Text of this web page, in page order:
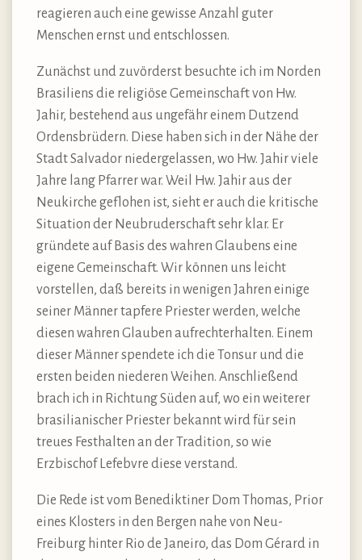
reagieren auch eine gewisse Anzahl guter
Menschen ernst und entschlossen.
Zunächst und zuvörderst besuchte ich im Norden
Brasiliens die religiöse Gemeinschaft von Hw.
Jahir, bestehend aus ungefähr einem Dutzend
Ordensbrüdern. Diese haben sich in der Nähe der
Stadt Salvador niedergelassen, wo Hw. Jahir viele
Jahre lang Pfarrer war. Weil Hw. Jahir aus der
Neukirche geflohen ist, sieht er auch die kritische
Situation der Neubruderschaft sehr klar. Er
gründete auf Basis des wahren Glaubens eine
eigene Gemeinschaft. Wir können uns leicht
vorstellen, daß bereits in wenigen Jahren einige
seiner Männer tapfere Priester werden, welche
diesen wahren Glauben aufrechterhalten. Einem
dieser Männer spendete ich die Tonsur und die
ersten beiden niederen Weihen. Anschließend
brach ich in Richtung Süden auf, wo ein weiterer
brasilianischer Priester bekannt wird für sein
treues Festhalten an der Tradition, so wie
Erzbischof Lefebvre diese verstand.
Die Rede ist vom Benediktiner Dom Thomas, Prior
eines Klosters in den Bergen nahe von Neu-
Freiburg hinter Rio de Janeiro, das Dom Gérard in